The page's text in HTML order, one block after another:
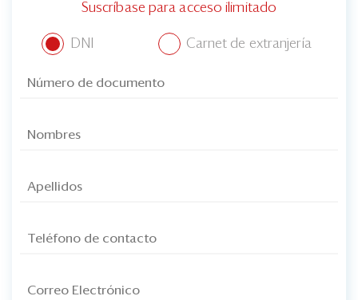
Suscríbase para acceso ilimitado
DNI Carnet de extranjería